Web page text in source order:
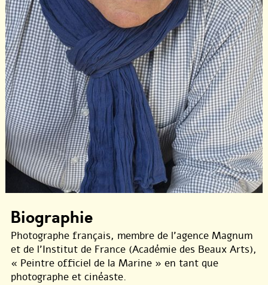
Biographie
Photographe français, membre de l’agence Magnum
et de l’Institut de France (Académie des Beaux Arts),
« Peintre officiel de la Marine » en tant que
photographe et cinéaste.